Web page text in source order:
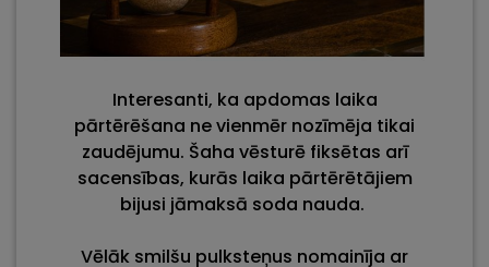
Interesanti, ka apdomas laika
pārtērēšana ne vienmēr nozīmēja tikai
zaudējumu. Šaha vēsturē fiksētas arī
sacensības, kurās laika pārtērētājiem
bijusi jāmaksā soda nauda.
Vēlāk smilšu pulksteņus nomainīja ar